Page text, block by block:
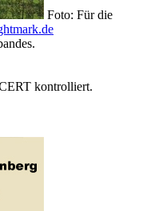
Foto: Für die
kontrolliert.